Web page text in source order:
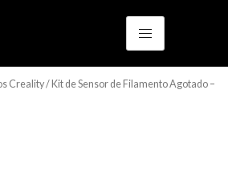
Creality/ Kit de Sensor de Filamento Agotado –